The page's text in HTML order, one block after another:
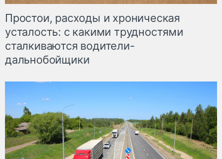
Простои, расходы и хроническая
усталость: с какими трудностями
сталкиваются водители-
дальнобойщики